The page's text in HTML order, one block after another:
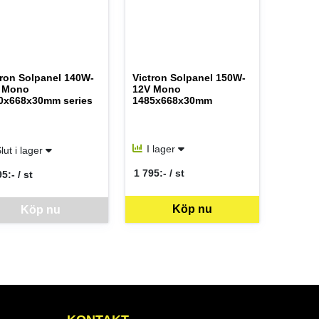
för mer information.
just nu, vänligen kontakta butiken för mer information.
Solpanel 140W-
Mono
series
i lager
vara går inte att beställa via webben just nu, vänligen kontakta
Köp nu
/ st
per ST
Victron Solpanel 150W-
12V Mono
1485x668x30mm
I lager
Köp nu
1 795:- / st
SEK per ST